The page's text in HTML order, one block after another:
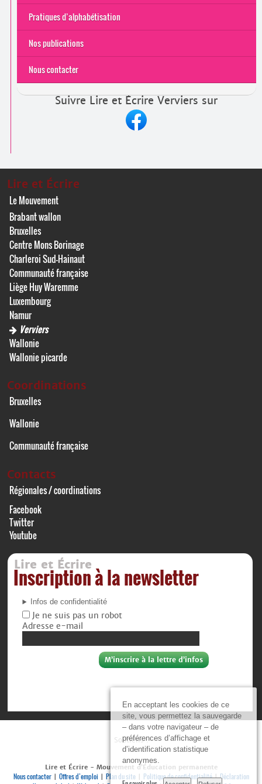
En acceptant les cookies de ce
site, vous permettez la sauvegarde
– dans votre navigateur – de
préférences d’affichage et
d’identification statistique
anonymes.
Pratiques d’alphabétisation
Nos publications
Nous contacter
Suivre Lire et Écrire Verviers sur
Lire et Écrire
Le Mouvement
Brabant wallon
Bruxelles
Centre Mons Borinage
Charleroi Sud-Hainaut
Communauté française
Liège Huy Waremme
Luxembourg
Namur
Verviers
Wallonie
Wallonie picarde
Coordinations
Bruxelles
Wallonie
Communauté française
Contacts
Régionales / coordinations
Facebook
Twitter
Youtube
Lire et Écrire
Inscription à la newsletter
Infos de confidentialité
Je ne suis pas un robot
Adresse e-mail
Soutiens :
Lire et Écrire - Mouvement d’Éducation permanente
Nous contacter| Offres d’emploi Plan du site| Politique de confidentialité|Déclaration